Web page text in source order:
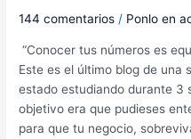
144 comentarios / Ponlo en
“Conocer tus números es
Este es el último blog de una
estado estudiando durante 3
objetivo era que pudieses
para que tu negocio,